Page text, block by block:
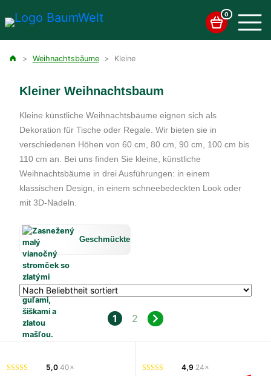
0
> Weihnachtsbäume > Kleine
Kleiner Weihnachtsbaum
Kleine künstliche Weihnachtsbäume eignen sich als
Dekoration für Tische oder Regale. Wir bieten sie in
verschiedenen Höhen von 60 cm, 80 cm, 90 cm, 100 cm bis
110 cm an. Bei uns finden Sie kleine, künstliche
Weihnachtsbäume in drei Ausführungen: in einem
klassischen Design, in einem schneebedeckten Look oder
mit 3D-Nadeln.
Geschmückte
1 2
5,0 40× 4,9 24×